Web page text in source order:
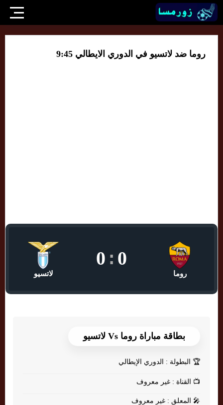
روما ضد لاتسيو في الدوري الايطالي 9:45
روما
0
:
0
لاتسيو
بطاقة مباراة روما Vs لاتسيو
🏆 البطولة : الدوري الإيطالي
📺 القناة : غير معروف
🎤 المعلق : غير معروف